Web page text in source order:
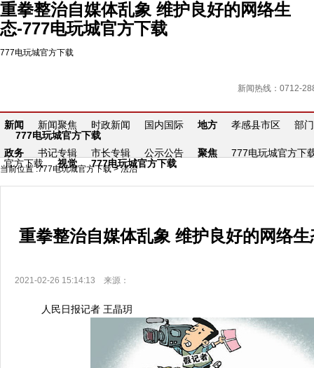
重拳整治自媒体乱象 维护良好的网络生
态-777电玩城官方下载
777电玩城官方下载
新闻热线：0712-
新闻 新闻聚焦 时政新闻 国内国际 地方 孝感县市区
部门
777电玩城官方下载
政务
书记专辑 市长专辑 公示公告 聚焦
777电玩城官方下
官方下载
视觉 777电玩城官方下载
当前位置 :777电玩城官方下载>法治
重拳整治自媒体乱象 维护良好的网络生
2021-02-26 15:14:13 来源：
人民日报记者 王晶玥